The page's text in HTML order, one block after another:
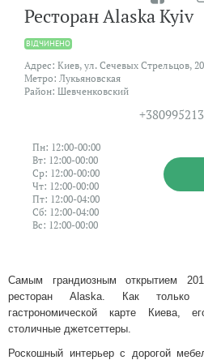
Ресторан Alaska Kyiv
ВIДЧИНЕНО
Адрес: Киев, ул. Сечевых Стрельцов, 20
Метро: Лукьяновская
Район: Шевченковский
Пн: 12:00-00:00
Вт: 12:00-00:00
Ср: 12:00-00:00
Чт: 12:00-00:00
Пт: 12:00-04:00
Сб: 12:00-04:00
Вс: 12:00-00:00
Самым грандиозным открытием
ресторан Alaska. Как только
гастрономической карте Киева,
столичные джетсеттеры.
Роскошный интерьер с дорогой